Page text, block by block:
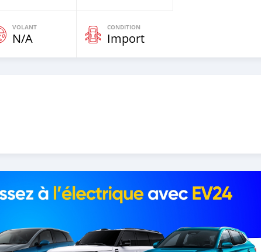
VOLANT
N/A
CONDITION
Import